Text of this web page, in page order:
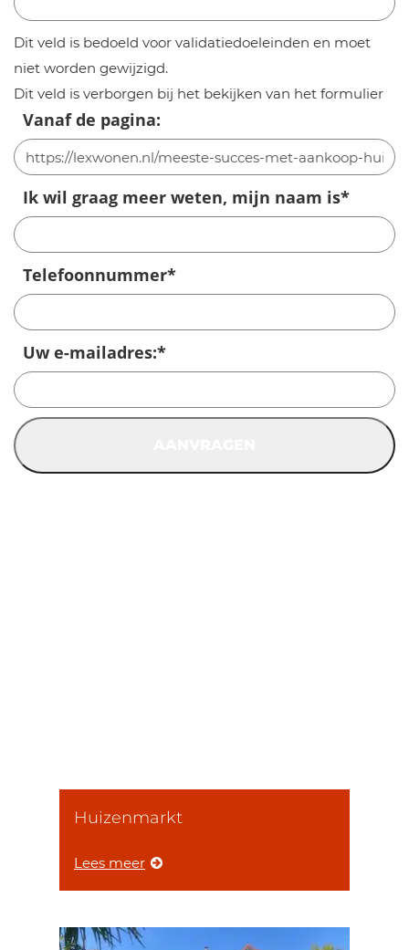
Dit veld is bedoeld voor validatiedoeleinden en moet
niet worden gewijzigd.
Dit veld is verborgen bij het bekijken van het formulier
Vanaf de pagina:
Ik wil graag meer weten, mijn naam is*
Telefoonnummer*
Uw e-mailadres:*
Huizenmarkt
Lees meer